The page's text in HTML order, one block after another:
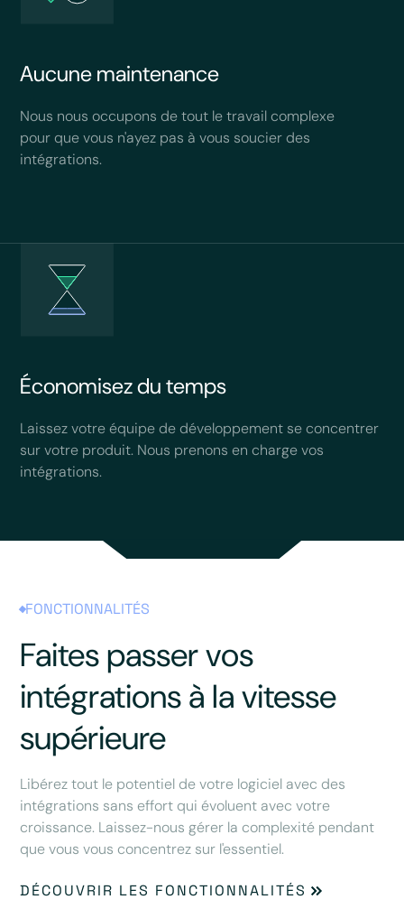
Aucune maintenance
Nous nous occupons de tout le travail complexe
pour que vous n'ayez pas à vous soucier des
intégrations.
Économisez du temps
Laissez votre équipe de développement se concentrer
sur votre produit. Nous prenons en charge vos
intégrations.
FONCTIONNALITÉS
Faites passer vos
intégrations à la vitesse
supérieure
Libérez tout le potentiel de votre logiciel avec des
intégrations sans effort qui évoluent avec votre
croissance. Laissez-nous gérer la complexité pendant
que vous vous concentrez sur l'essentiel.
DÉCOUVRIR LES FONCTIONNALITÉS